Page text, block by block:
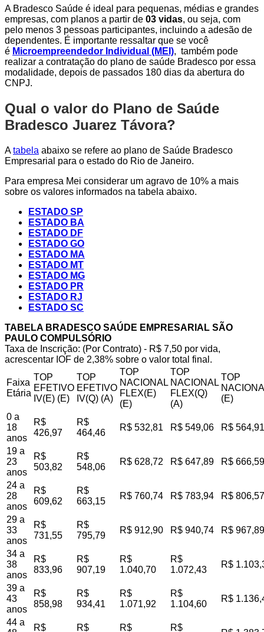
A Bradesco Saúde é ideal para pequenas, médias e grandes
empresas, com planos a partir de 03 vidas, ou seja, com
pelo menos 3 pessoas participantes, incluindo a adesão de
dependentes. É importante ressaltar que se você
é Microempreendedor Individual (MEI), também pode
realizar a contratação do plano de saúde Bradesco por essa
modalidade, depois de passados 180 dias da abertura do
CNPJ.
Qual o valor do Plano de Saúde
Bradesco Juarez Távora?
Atabela abaixo se refere ao plano de Saúde Bradesco
Empresarial para o estado do Rio de Janeiro.
Para empresa Mei considerar um agravo de 10% a mais
sobre os valores informados na tabela abaixo.
ESTADO SP
ESTADO BA
ESTADO DF
ESTADO GO
ESTADO MA
ESTADO MT
ESTADO MG
ESTADO PR
ESTADO RJ
ESTADO SC
TABELA BRADESCO SAÚDE EMPRESARIAL SÃO
PAULO COMPULSÓRIO
Taxa de Inscrição: (Por Contrato) - R$ 7,50 por vida,
acrescentar IOF de 2,38% sobre o valor total final.
Faixa
Etária
TOP
EFETIVO
IV(E) (E)
TOP
EFETIVO
IV(Q) (A)
TOP
NACIONAL
FLEX(E)
(E)
TOP
NACIONAL
FLEX(Q)
(A)
TOP
(E)
0 a
18
anos
R$
426,97
R$
464,46
R$ 532,81 R$ 549,06 R$ 564,91
19 a
23
anos
R$
503,82
R$
548,06
R$ 628,72 R$ 647,89 R$ 666,59
24 a
28
anos
R$
609,62
R$
663,15
R$ 760,74 R$ 783,94 R$ 806,57
29 a
33
anos
R$
731,55
R$
795,79
R$ 912,90 R$ 940,74 R$ 967,89
34 a
38
anos
R$
833,96
R$
907,19
R$
1.040,70
R$
1.072,43
R$
39 a
43
anos
R$
858,98
R$
934,41
R$
1.071,92
R$
1.104,60
R$
44 a
R$ R$ R$ R$